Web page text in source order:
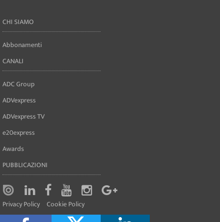
CHI SIAMO
Abbonamenti
CANALI
ADC Group
ADVexpress
ADVexpress TV
e20express
Awards
PUBBLICAZIONI
Privacy Policy Cookie Policy